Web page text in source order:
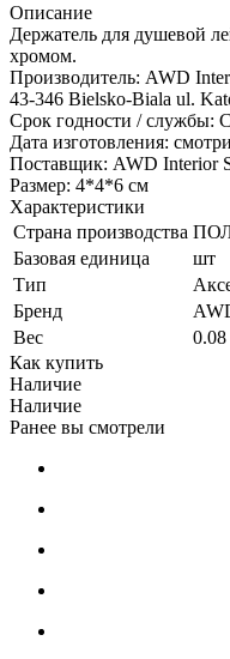
Описание
Держатель для душевой
хромом.
Производитель: AWD
43-346 Bielsko-Biala ul.
Срок годности / службы:
Дата изготовления:
Поставщик: AWD Interior
Размер: 4*4*6 см
Характеристики
Страна производства
Базовая единица
шт
Тип
Бренд
Вес
0.08
Как купить
Наличие
Наличие
Ранее вы смотрели